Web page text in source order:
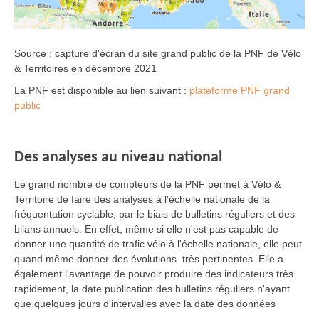
Source : capture d'écran du site grand public de la PNF de Vélo
& Territoires en décembre 2021
La PNF est disponible au lien suivant : plateforme PNF grand
public
Des analyses au niveau national
Le grand nombre de compteurs de la PNF permet à Vélo &
Territoire de faire des analyses à l'échelle nationale de la
fréquentation cyclable, par le biais de bulletins réguliers et des
bilans annuels. En effet, même si elle n'est pas capable de
donner une quantité de trafic vélo à l'échelle nationale, elle peut
quand même donner des évolutions très pertinentes. Elle a
également l'avantage de pouvoir produire des indicateurs très
rapidement, la date publication des bulletins réguliers n'ayant
que quelques jours d'intervalles avec la date des données